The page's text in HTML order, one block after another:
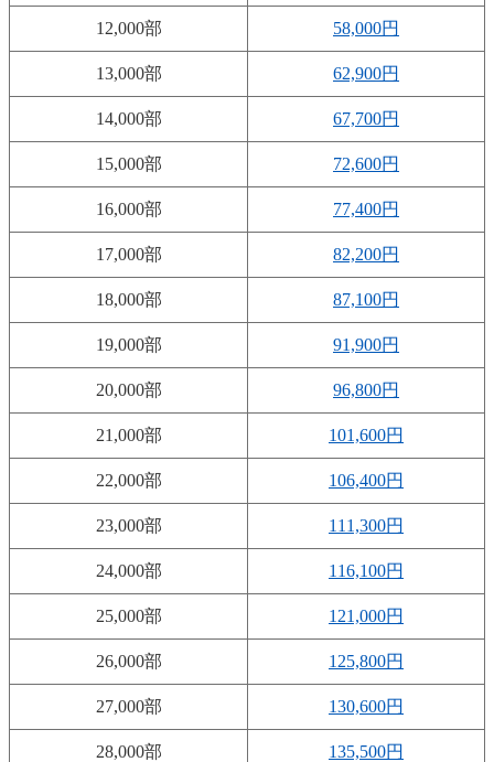
12,000部 58,000円
13,000部 62,900円
14,000部 67,700円
15,000部 72,600円
16,000部 77,400円
17,000部 82,200円
18,000部 87,100円
19,000部 91,900円
20,000部 96,800円
21,000部 101,600円
22,000部 106,400円
23,000部 111,300円
24,000部 116,100円
25,000部 121,000円
26,000部 125,800円
27,000部 130,600円
28,000部 135,500円